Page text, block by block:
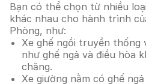
Bạn có thể chọn từ nhiều
khác nhau cho hành trình
Phòng, như:
Xe ghế ngồi truyền thống
như ghế ngả và điều hòa
chăng.
Xe giường nằm có ghế